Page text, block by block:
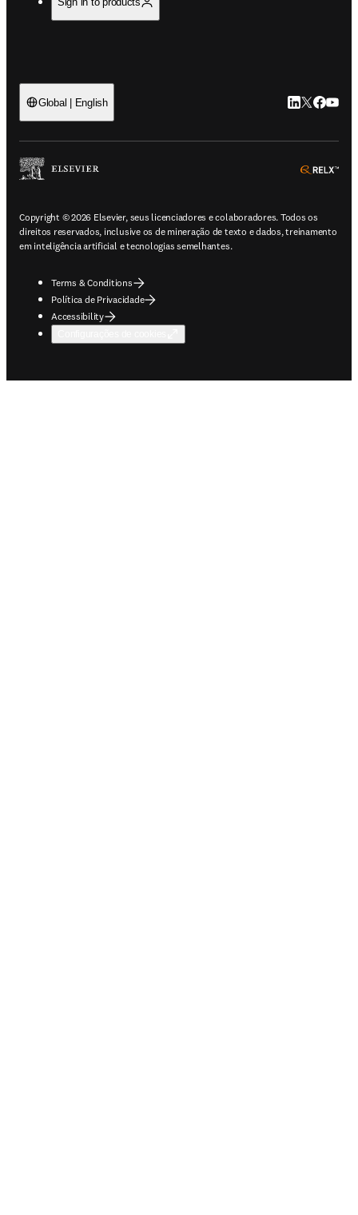
Global | English LinkedIn abre
Twitter
Copyright © 2026 Elsevier, seus licenciadores e colaboradores. Todos os
direitos reservados, inclusive os de mineração de texto e dados, treinamento
em inteligência artificial e tecnologias semelhantes.
Terms & Conditions
Política de Privacidade
Accessibility